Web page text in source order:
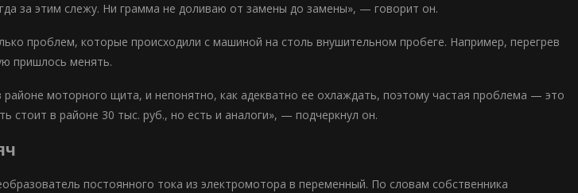
за этим слежу. Ни грамма не доливаю от замены до замены», — говорит он.
проблем, которые происходили с машиной на столь внушительном пробеге. Например, перегрев
пришлось менять.
моторного щита, и непонятно, как адекватно ее охлаждать, поэтому частая проблема — это
стоит в районе 30 тыс. руб., но есть и аналоги», — подчеркнул он.
постоянного тока из электромотора в переменный. По словам собственника